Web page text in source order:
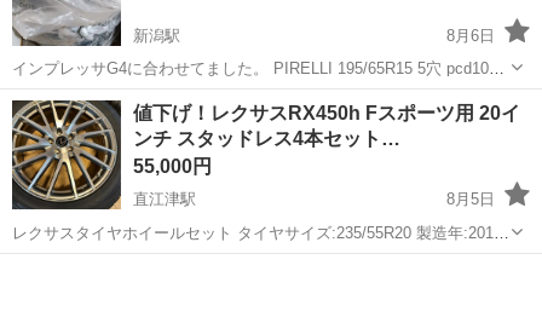
新潟駅
8月6日
インプレッサG4に合わせてました。 PIRELLI 195/65R15 5穴 pcd100
タイヤ溝は5mm程度 古いタイヤなので、夏タイヤで履かせるのをお勧
めします。 上記の条件に合わせてくだ...
新潟 新潟市 新潟駅 タイヤ、ホイール
値下げ！レクサスRX450h Fスポーツ用 20イ
ンチ スタッドレス4本セット…
55,000円
直江津駅
8月5日
レクサスタイヤホイールセット タイヤサイズ:235/55R20 製造年:2019
年28週 ダンロップ ウィンターマックス SJ8 ホイールサイズ:20×8.5J